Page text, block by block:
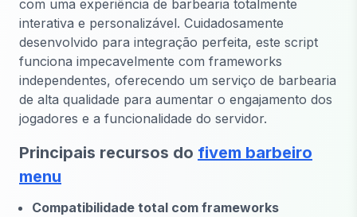
com uma experiência de barbearia totalmente
interativa e personalizável. Cuidadosamente
desenvolvido para integração perfeita, este script
funciona impecavelmente com frameworks
independentes, oferecendo um serviço de barbearia
de alta qualidade para aumentar o engajamento dos
jogadores e a funcionalidade do servidor.
Principais recursos do fivem barbeiro
menu
Compatibilidade total com frameworks